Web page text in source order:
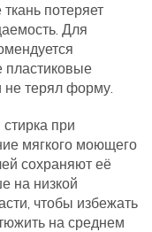
потеряет
Для
пластиковые
не терял форму.
при
мягкого моющего
сохраняют её
на низкой
чтобы избежать
на среднем